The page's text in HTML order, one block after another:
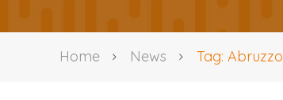
Home News Tag: Abruzzo